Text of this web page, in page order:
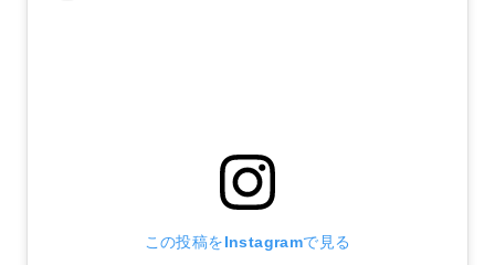
この投稿をInstagramで見る